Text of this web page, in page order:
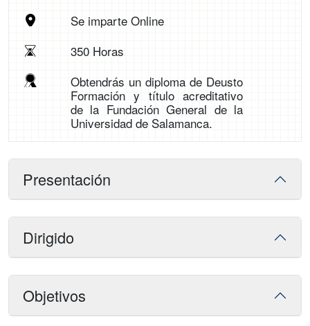
Se imparte Online
350 Horas
Obtendrás un diploma de Deusto
Formación y título acreditativo
de la Fundación General de la
Universidad de Salamanca.
Presentación
Dirigido
Objetivos